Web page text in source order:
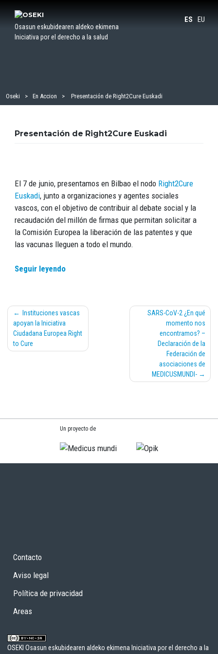
contenidoOsasun eskubidearen aldeko ekimena
Iniciativa por el derecho a la salud
ES EU
Oseki En Accion Presentación de Right2Cure Euskadi
Presentación de Right2Cure Euskadi
El 7 de junio, presentamos en Bilbao el nodo Right2Cure
Euskadi, junto a organizaciones y agentes sociales
vascos, con el objetivo de contribuir al debate social y la
recaudación del millón de firmas que permitan solicitar a
la Comisión Europea la liberación de las patentes y que
las vacunas lleguen a todo el mundo.
Seguir leyendo
Navegación
de
entradas
Instituciones vascas
apoyan la Iniciativa
Ciudadana Europea Right
to Cure
SARS-CoV-2 ¿En qué
momento nos
encontramos? –
Declaración de la
Federación de
asociaciones de
MEDICUSMUNDI-
Un proyecto de
Contacto
Aviso legal
Política de privacidad
Areas
OSEKI Osasun eskubidearen aldeko ekimena Iniciativa por el derecho a la